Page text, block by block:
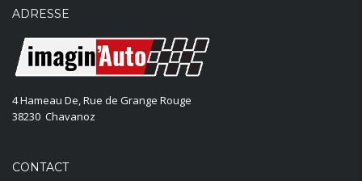
ADRESSE
4 Hameau De, Rue de Grange Rouge
38230 Chavanoz
CONTACT